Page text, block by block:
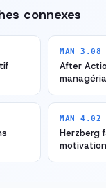
connexes
MAN 3.08
After
MAN 4.02
Herzberg